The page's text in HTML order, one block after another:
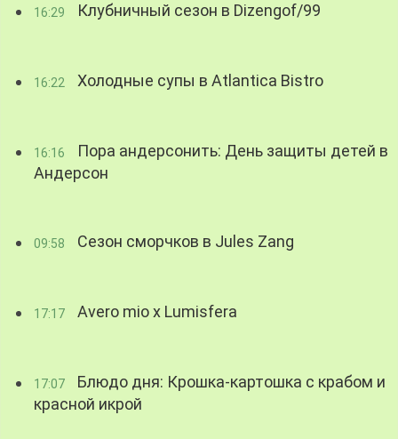
16:29 Клубничный сезон в Dizengof/99
16:22 Холодные супы в Atlantica Bistro
16:16
Пора андерсонить: День защиты детей в
Андерсон
09:58 Сезон сморчков в Jules Zang
17:17 Avero mio x Lumisfera
17:07
Блюдо дня: Крошка-картошка с крабом и
красной икрой